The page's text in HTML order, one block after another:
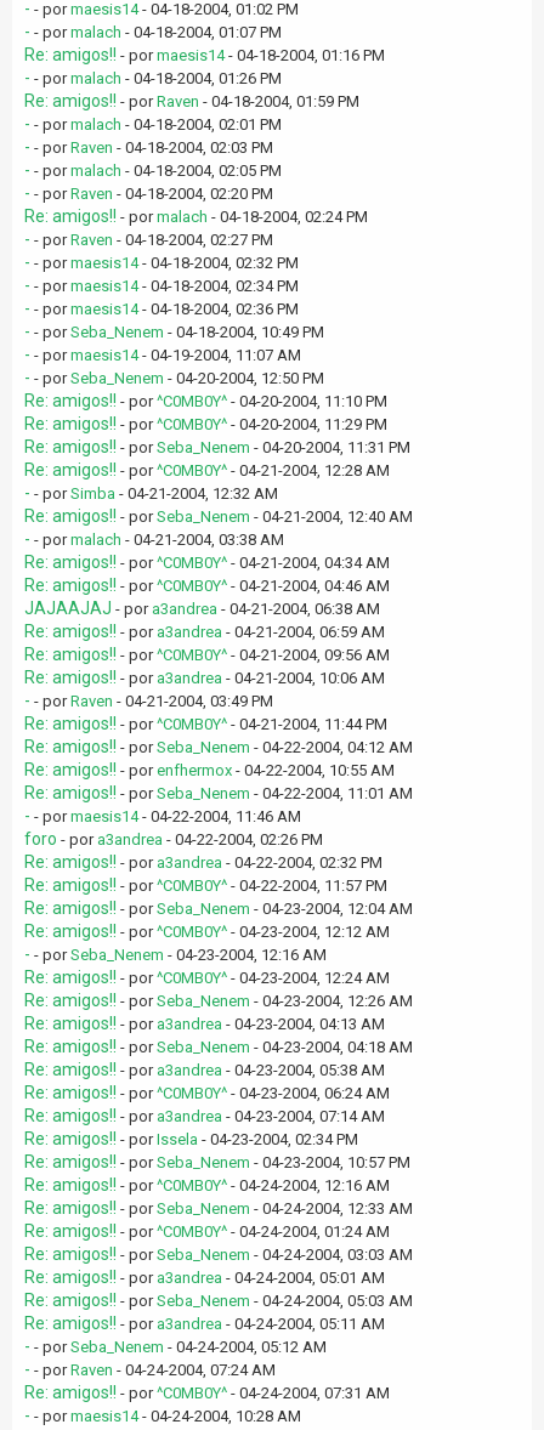
- - pormaesis14- 04-18-2004, 01:02 PM
- - pormalach - 04-18-2004, 01:07 PM
Re: amigos!! - pormaesis14- 04-18-2004, 01:16 PM
- - pormalach - 04-18-2004, 01:26 PM
Re: amigos!! - porRaven - 04-18-2004, 01:59 PM
- - pormalach - 04-18-2004, 02:01 PM
- - porRaven - 04-18-2004, 02:03 PM
- - pormalach - 04-18-2004, 02:05 PM
- - porRaven - 04-18-2004, 02:20 PM
Re: amigos!! - pormalach - 04-18-2004, 02:24 PM
- - porRaven - 04-18-2004, 02:27 PM
- - pormaesis14- 04-18-2004, 02:32 PM
- - pormaesis14- 04-18-2004, 02:34 PM
- - pormaesis14- 04-18-2004, 02:36 PM
- - porSeba_Nenem - 04-18-2004, 10:49 PM
- - pormaesis14- 04-19-2004, 11:07 AM
- - porSeba_Nenem - 04-20-2004, 12:50 PM
Re: amigos!! - por^C0MB0Y^ - 04-20-2004, 11:10 PM
Re: amigos!! - por^C0MB0Y^ - 04-20-2004, 11:29 PM
Re: amigos!! - porSeba_Nenem - 04-20-2004, 11:31 PM
Re: amigos!! - por^C0MB0Y^ - 04-21-2004, 12:28 AM
- - porSimba - 04-21-2004, 12:32 AM
Re: amigos!! - porSeba_Nenem - 04-21-2004, 12:40 AM
- - pormalach - 04-21-2004, 03:38 AM
Re: amigos!! - por^C0MB0Y^ - 04-21-2004, 04:34 AM
Re: amigos!! - por^C0MB0Y^ - 04-21-2004, 04:46 AM
JAJAAJAJ - por a3andrea - 04-21-2004, 06:38 AM
Re: amigos!! - por a3andrea - 04-21-2004, 06:59 AM
Re: amigos!! - por^C0MB0Y^ - 04-21-2004, 09:56 AM
Re: amigos!! - por a3andrea - 04-21-2004, 10:06 AM
- - porRaven - 04-21-2004, 03:49 PM
Re: amigos!! - por^C0MB0Y^ - 04-21-2004, 11:44 PM
Re: amigos!! - porSeba_Nenem - 04-22-2004, 04:12 AM
Re: amigos!! - porenfhermox - 04-22-2004, 10:55 AM
Re: amigos!! - porSeba_Nenem - 04-22-2004, 11:01 AM
- - pormaesis14- 04-22-2004, 11:46 AM
foro - por a3andrea - 04-22-2004, 02:26 PM
Re: amigos!! - por a3andrea - 04-22-2004, 02:32 PM
Re: amigos!! - por^C0MB0Y^ - 04-22-2004, 11:57 PM
Re: amigos!! - porSeba_Nenem - 04-23-2004, 12:04 AM
Re: amigos!! - por^C0MB0Y^ - 04-23-2004, 12:12 AM
- - porSeba_Nenem - 04-23-2004, 12:16 AM
Re: amigos!! - por^C0MB0Y^ - 04-23-2004, 12:24 AM
Re: amigos!! - porSeba_Nenem - 04-23-2004, 12:26 AM
Re: amigos!! - por a3andrea - 04-23-2004, 04:13 AM
Re: amigos!! - porSeba_Nenem - 04-23-2004, 04:18 AM
Re: amigos!! - por a3andrea - 04-23-2004, 05:38 AM
Re: amigos!! - por^C0MB0Y^ - 04-23-2004, 06:24 AM
Re: amigos!! - por a3andrea - 04-23-2004, 07:14 AM
Re: amigos!! - porIssela - 04-23-2004, 02:34 PM
Re: amigos!! - porSeba_Nenem - 04-23-2004, 10:57 PM
Re: amigos!! - por^C0MB0Y^ - 04-24-2004, 12:16 AM
Re: amigos!! - porSeba_Nenem - 04-24-2004, 12:33 AM
Re: amigos!! - por^C0MB0Y^ - 04-24-2004, 01:24 AM
Re: amigos!! - porSeba_Nenem - 04-24-2004, 03:03 AM
Re: amigos!! - por a3andrea - 04-24-2004, 05:01 AM
Re: amigos!! - porSeba_Nenem - 04-24-2004, 05:03 AM
Re: amigos!! - por a3andrea - 04-24-2004, 05:11 AM
- - porSeba_Nenem - 04-24-2004, 05:12 AM
- - porRaven - 04-24-2004, 07:24 AM
Re: amigos!! - por^C0MB0Y^ - 04-24-2004, 07:31 AM
- - pormaesis14- 04-24-2004, 10:28 AM